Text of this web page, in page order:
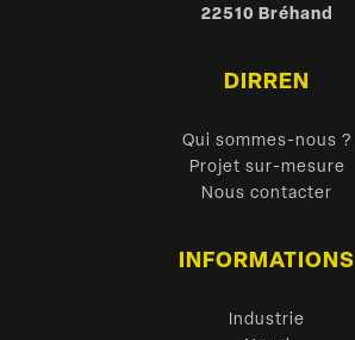
22510 Bréhand
DIRREN
Qui sommes-nous ?
Projet sur-mesure
Nous contacter
INFORMATIONS
Industrie